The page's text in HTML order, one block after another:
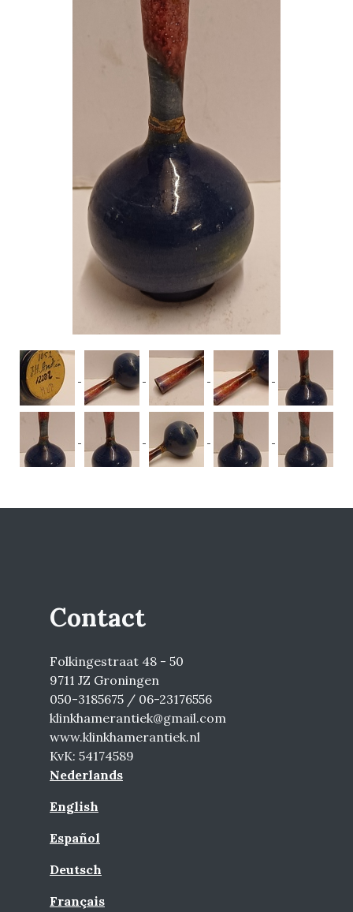
Contact
Folkingestraat 48 - 50
9711 JZ Groningen
050-3185675 / 06-23176556
klinkhamerantiek@gmail.com
www.klinkhamerantiek.nl
KvK: 54174589
Nederlands
English
Español
Deutsch
Français